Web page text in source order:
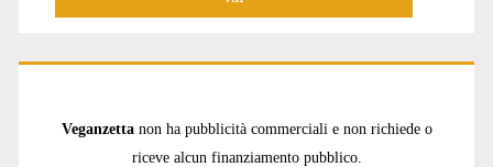
Veganzetta non ha pubblicità commerciali e non richiede o
riceve alcun finanziamento pubblico.